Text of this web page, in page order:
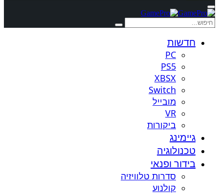
חדשות
PC
PS5
XBSX
Switch
מובייל
VR
ביקורות
גיימינג
טכנולוגיה
בידור ופנאי
סדרות טלוויזיה
קולנוע